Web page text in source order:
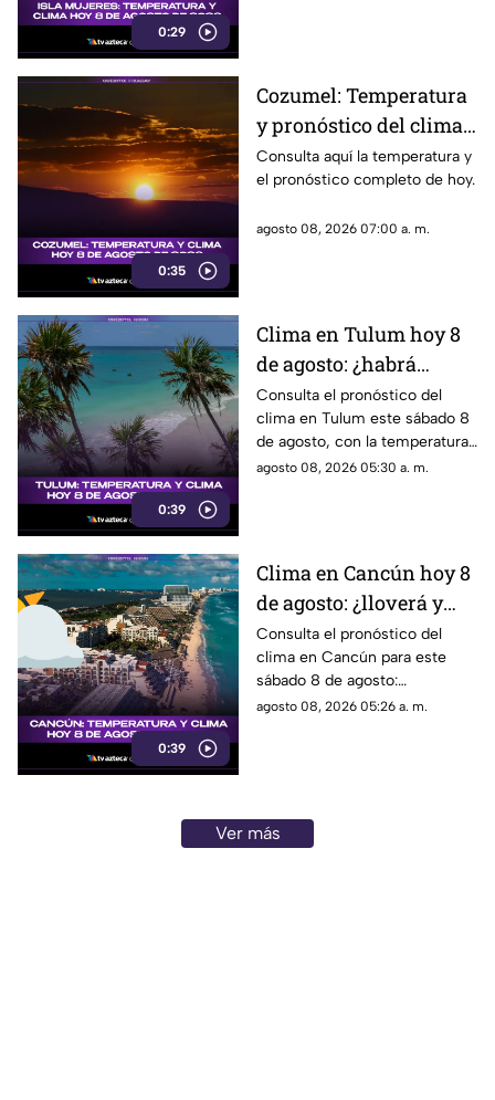
0:29
0:35
Cozumel: Temperatura
y pronóstico del clima
para hoy, 8 de agosto de
2026
Consulta aquí la temperatura y
el pronóstico completo de hoy.
agosto 08, 2026 07:00 a. m.
0:39
Clima en Tulum hoy 8
de agosto: ¿habrá
lluvias y qué
temperatura se espera?
Consulta el pronóstico del
clima en Tulum este sábado 8
de agosto, con la temperatura
y las condiciones del tiempo.
agosto 08, 2026 05:30 a. m.
0:39
Clima en Cancún hoy 8
de agosto: ¿lloverá y
qué temperatura habrá
este sábado?
Consulta el pronóstico del
clima en Cancún para este
sábado 8 de agosto:
temperatura, lluvias y
agosto 08, 2026 05:26 a. m.
Ver más